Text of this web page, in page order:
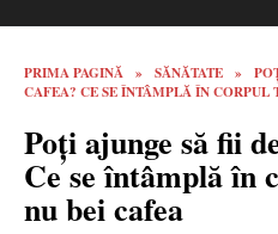
PRIMA PAGINĂ » SĂNĂTATE »
CAFEA? CE SE ÎNTÂMPLĂ ÎN CORPUL
Poți ajunge să fii
Ce se întâmplă în
nu bei cafea